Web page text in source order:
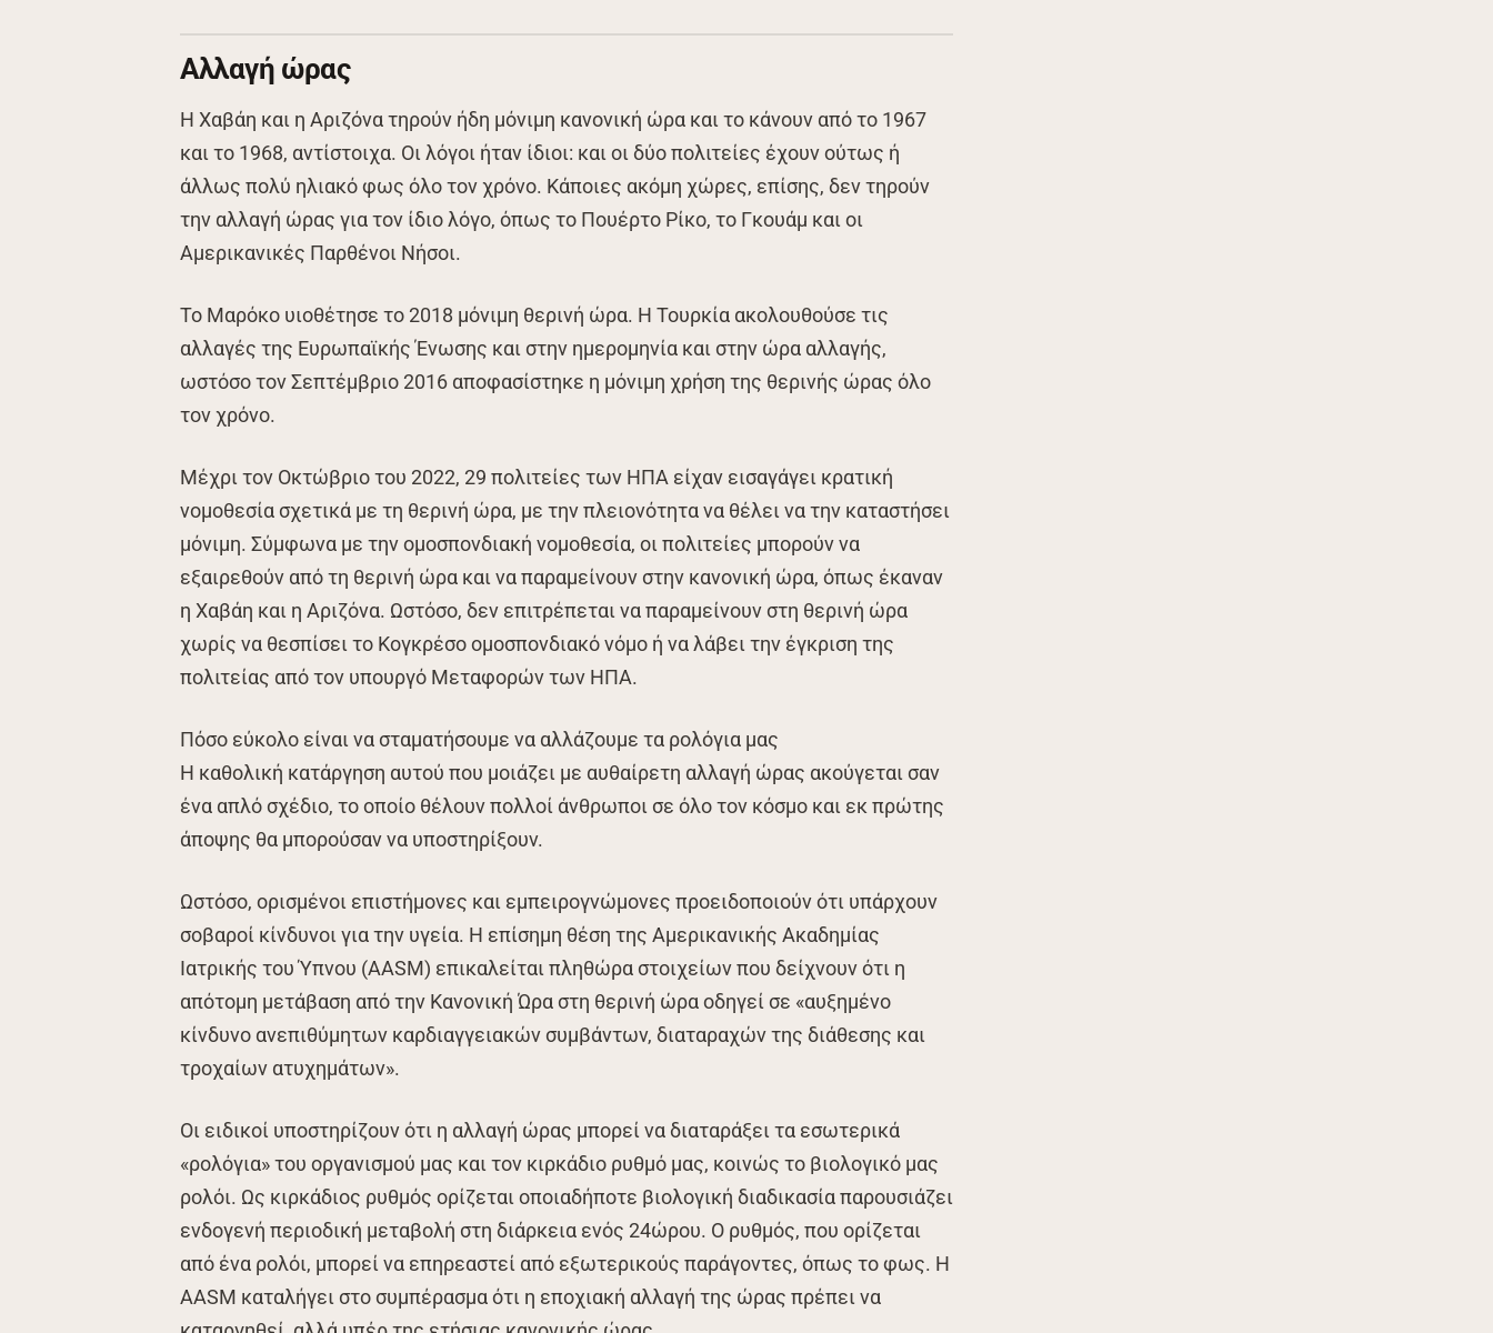
Αλλαγή ώρας
Η Χαβάη και η Αριζόνα τηρούν ήδη μόνιμη κανονική ώρα και το κάνουν από το 1967
και το 1968, αντίστοιχα. Οι λόγοι ήταν ίδιοι: και οι δύο πολιτείες έχουν ούτως ή
άλλως πολύ ηλιακό φως όλο τον χρόνο. Κάποιες ακόμη χώρες, επίσης, δεν τηρούν
την αλλαγή ώρας για τον ίδιο λόγο, όπως το Πουέρτο Ρίκο, το Γκουάμ και οι
Αμερικανικές Παρθένοι Νήσοι.
Το Μαρόκο υιοθέτησε το 2018 μόνιμη θερινή ώρα. Η Τουρκία ακολουθούσε τις
αλλαγές της Ευρωπαϊκής Ένωσης και στην ημερομηνία και στην ώρα αλλαγής,
ωστόσο τον Σεπτέμβριο 2016 αποφασίστηκε η μόνιμη χρήση της θερινής ώρας όλο
τον χρόνο.
Μέχρι τον Οκτώβριο του 2022, 29 πολιτείες των ΗΠΑ είχαν εισαγάγει κρατική
νομοθεσία σχετικά με τη θερινή ώρα, με την πλειονότητα να θέλει να την καταστήσει
μόνιμη. Σύμφωνα με την ομοσπονδιακή νομοθεσία, οι πολιτείες μπορούν να
εξαιρεθούν από τη θερινή ώρα και να παραμείνουν στην κανονική ώρα, όπως έκαναν
η Χαβάη και η Αριζόνα. Ωστόσο, δεν επιτρέπεται να παραμείνουν στη θερινή ώρα
χωρίς να θεσπίσει το Κογκρέσο ομοσπονδιακό νόμο ή να λάβει την έγκριση της
πολιτείας από τον υπουργό Μεταφορών των ΗΠΑ.
Πόσο εύκολο είναι να σταματήσουμε να αλλάζουμε τα ρολόγια μας
Η καθολική κατάργηση αυτού που μοιάζει με αυθαίρετη αλλαγή ώρας ακούγεται σαν
ένα απλό σχέδιο, το οποίο θέλουν πολλοί άνθρωποι σε όλο τον κόσμο και εκ πρώτης
άποψης θα μπορούσαν να υποστηρίξουν.
Ωστόσο, ορισμένοι επιστήμονες και εμπειρογνώμονες προειδοποιούν ότι υπάρχουν
σοβαροί κίνδυνοι για την υγεία. Η επίσημη θέση της Αμερικανικής Ακαδημίας
Ιατρικής του Ύπνου (AASM) επικαλείται πληθώρα στοιχείων που δείχνουν ότι η
απότομη μετάβαση από την Κανονική Ώρα στη θερινή ώρα οδηγεί σε «αυξημένο
κίνδυνο ανεπιθύμητων καρδιαγγειακών συμβάντων, διαταραχών της διάθεσης και
τροχαίων ατυχημάτων».
Οι ειδικοί υποστηρίζουν ότι η αλλαγή ώρας μπορεί να διαταράξει τα εσωτερικά
«ρολόγια» του οργανισμού μας και τον κιρκάδιο ρυθμό μας, κοινώς το βιολογικό μας
ρολόι. Ως κιρκάδιος ρυθμός ορίζεται οποιαδήποτε βιολογική διαδικασία παρουσιάζει
ενδογενή περιοδική μεταβολή στη διάρκεια ενός 24ώρου. Ο ρυθμός, που ορίζεται
από ένα ρολόι, μπορεί να επηρεαστεί από εξωτερικούς παράγοντες, όπως το φως. Η
AASM καταλήγει στο συμπέρασμα ότι η εποχιακή αλλαγή της ώρας πρέπει να